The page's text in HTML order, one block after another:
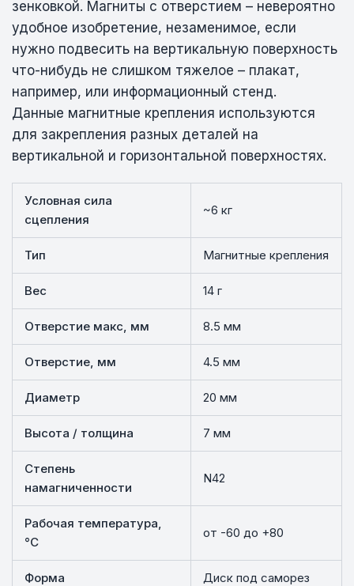
зенковкой. Магниты с отверстием – невероятно
удобное изобретение, незаменимое, если
нужно подвесить на вертикальную поверхность
что-нибудь не слишком тяжелое – плакат,
например, или информационный стенд.
Данные магнитные крепления используются
для закрепления разных деталей на
вертикальной и горизонтальной поверхностях.
Условная сила
сцепления
~6 кг
Тип Магнитные крепления
Вес 14 г
Отверстие макс, мм 8.5 мм
Отверстие, мм 4.5 мм
Диаметр 20 мм
Высота / толщина 7 мм
Степень
намагниченности
N42
Рабочая температура,
°C
от -60 до +80
Форма Диск под саморез